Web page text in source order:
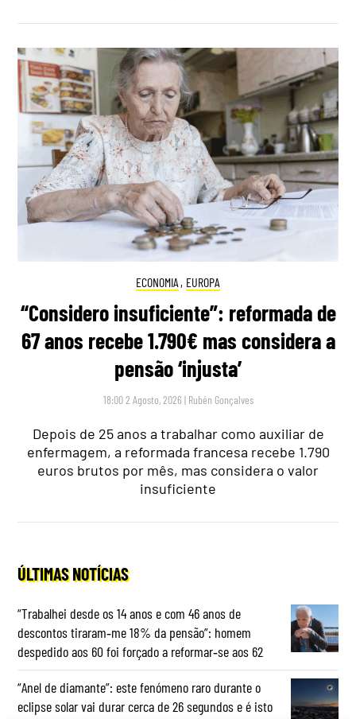
ECONOMIA , EUROPA
“Considero insuficiente”: reformada de
67 anos recebe 1.790€ mas considera a
pensão ‘injusta’
18:00 2 Agosto, 2026 | Rubén Gonçalves
Depois de 25 anos a trabalhar como auxiliar de
enfermagem, a reformada francesa recebe 1.790
euros brutos por mês, mas considera o valor
insuficiente
ÚLTIMAS NOTÍCIAS
“Trabalhei desde os 14 anos e com 46 anos de
descontos tiraram‑me 18% da pensão”: homem
despedido aos 60 foi forçado a reformar‑se aos 62
“Anel de diamante”: este fenómeno raro durante o
eclipse solar vai durar cerca de 26 segundos e é isto